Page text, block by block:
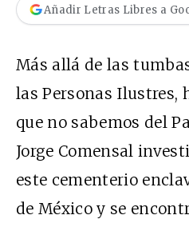
Añadir Letras Libres a
Más allá de las
las Personas Ilustres,
que no sabemos del
Jorge Comensal
este cementerio
de México y se